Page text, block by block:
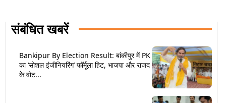
संबंधित खबरें
Bankipur By Election Result: बांकीपुर में PK
का ‘सोशल इंजीनियरिंग’ फॉर्मूला हिट, भाजपा और राजद
के वोट...